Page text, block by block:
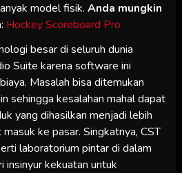
model fisik. Anda mungkin
: Hockey Scoreboard Pro
besar di seluruh dunia
Suite karena software ini
Masalah bisa ditemukan
sehingga kesalahan mahal dapat
yang dihasilkan menjadi lebih
ke pasar. Singkatnya, CST
laboratorium pintar di dalam
kekuatan untuk